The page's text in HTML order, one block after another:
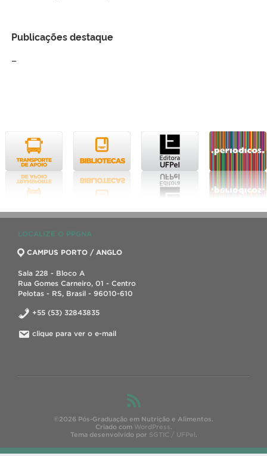
Publicações destaque
–
LOCALIZE O PPGNA
CAMPUS PORTO / ANGLO
Sala 228 - Bloco A
Rua Gomes Carneiro, 01 - Centro
Pelotas - RS, Brasil - 96010-610
+55 (53) 32843835
clique para ver o e-mail
©2026 Pós-Graduação em Nutrição e Alimentos.
Criado com WordPress.
Tema desenvolvido por SGTIC / UFPel.